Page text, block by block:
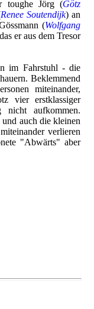
toughe Jörg (Götz
Renee Soutendijk) an
(Wolfgang
er aus dem Tresor
im Fahrstuhl - die
Beklemmend
miteinander,
vier erstklassiger
aufkommen.
auch die kleinen
verlieren
"Abwärts" aber